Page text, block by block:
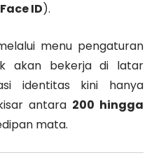
Face ID).
menu pengaturan
akan bekerja di latar
identitas kini hanya
antara 200 hingga
mata.